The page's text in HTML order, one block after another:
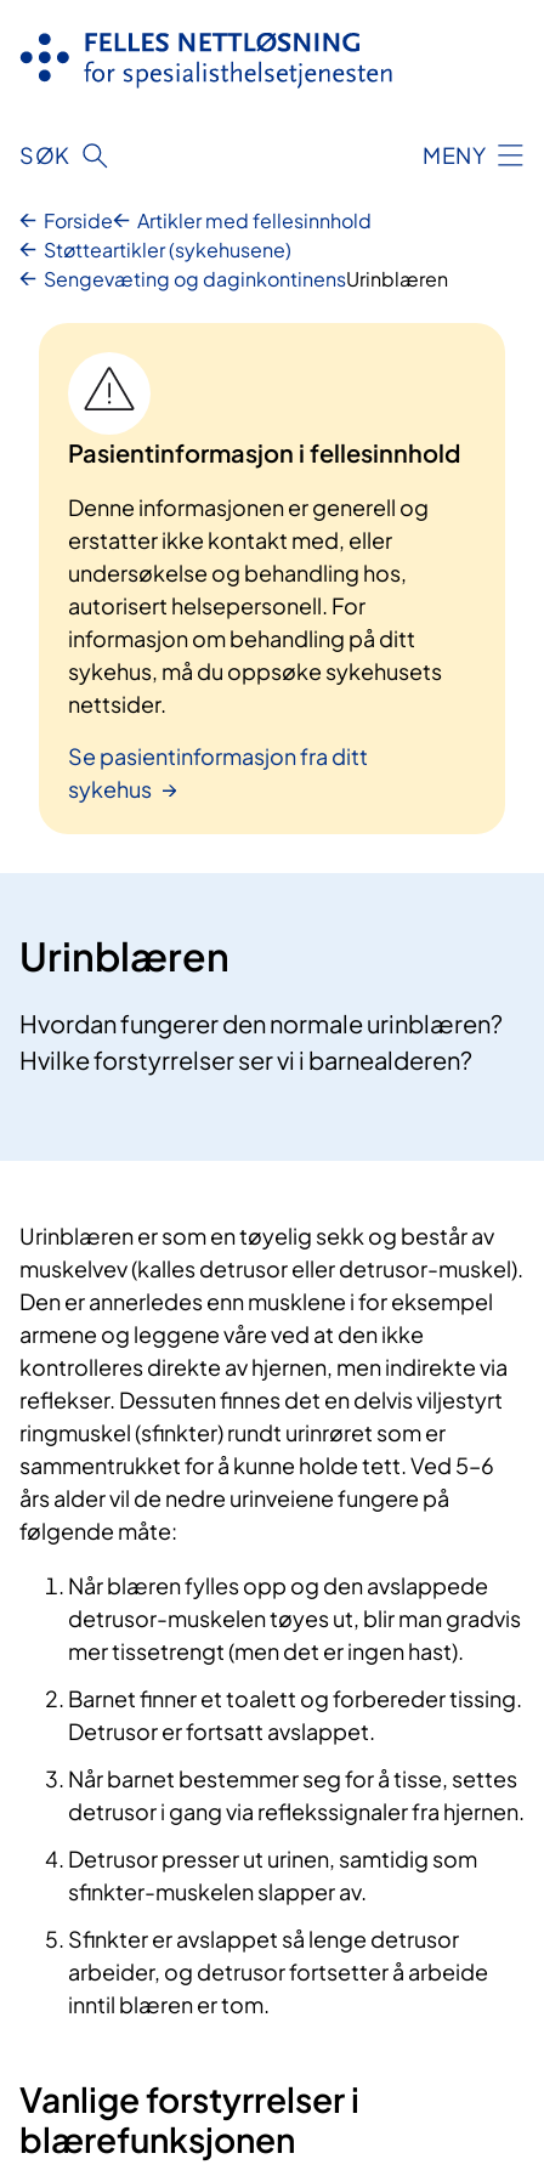
innhold
SØK MENY
Forside
Artikler med fellesinnhold
Støtteartikler (sykehusene)
Sengevæting og daginkontinensUrinblæren
Pasientinformasjon i fellesinnhold
Denne informasjonen er generell og
erstatter ikke kontakt med, eller
undersøkelse og behandling hos,
autorisert helsepersonell. For
informasjon om behandling på ditt
sykehus, må du oppsøke sykehusets
nettsider.
Se pasientinformasjon fra ditt
sykehus
Urinblæren
Hvordan fungerer den normale urinblæren?
Hvilke forstyrrelser ser vi i barnealderen?
Urinblæren er som en tøyelig sekk og består av
muskelvev (kalles detrusor eller detrusor-muskel).
Den er annerledes enn musklene i for eksempel
armene og leggene våre ved at den ikke
kontrolleres direkte av hjernen, men indirekte via
reflekser. Dessuten finnes det en delvis viljestyrt
ringmuskel (sfinkter) rundt urinrøret som er
sammentrukket for å kunne holde tett. Ved 5–6
års alder vil de nedre urinveiene fungere på
følgende måte:
Når blæren fylles opp og den avslappede
detrusor-muskelen tøyes ut, blir man gradvis
mer tissetrengt (men det er ingen hast).
Barnet finner et toalett og forbereder tissing.
Detrusor er fortsatt avslappet.
Når barnet bestemmer seg for å tisse, settes
detrusor i gang via reflekssignaler fra hjernen.
Detrusor presser ut urinen, samtidig som
sfinkter-muskelen slapper av.
Sfinkter er avslappet så lenge detrusor
arbeider, og detrusor fortsetter å arbeide
inntil blæren er tom.
Vanlige forstyrrelser i
blærefunksjonen